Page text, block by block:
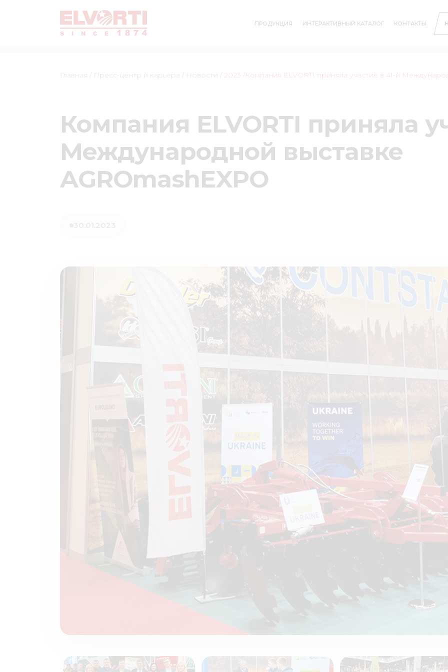
ПРОДУКЦИЯ ИНТЕРАКТИВНЫЙ КАТАЛОГ КОНТАКТЫ
Главная / Пресс-центр и карьера / Новости / 2023 /Компания ELVORTI приняла участие в 41-й
Компания ELVORTI приняла
Международной выставке
AGROmashEXPO
30.01.2023